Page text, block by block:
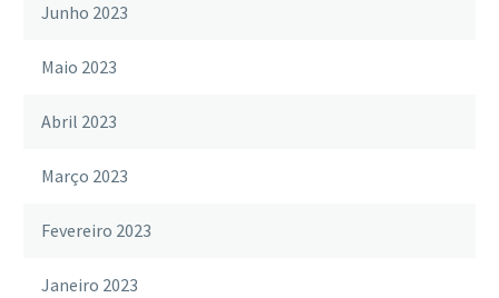
Junho 2023
Maio 2023
Abril 2023
Março 2023
Fevereiro 2023
Janeiro 2023